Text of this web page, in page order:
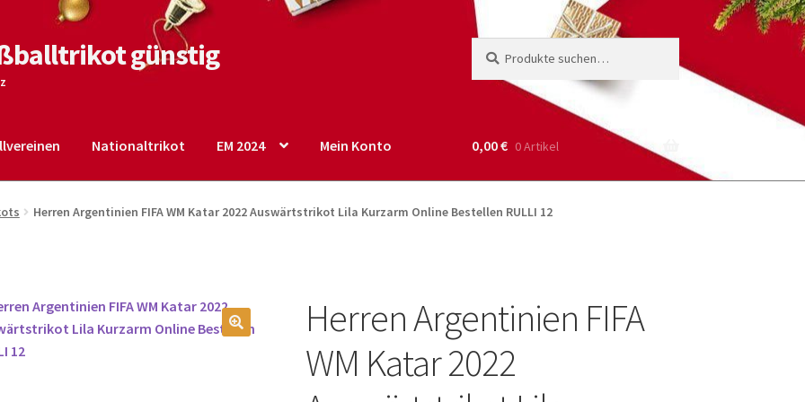
günstig
nach:
Nationaltrikot EM 2024 Mein Konto
Shop Startseite – English Warenkorb
0,00€ 0 Artikel
Herren Argentinien FIFA WM Katar 2022 Auswärtstrikot Lila Kurzarm Online Bestellen RULLI 12
Herren Argentinien FIFA
WM Katar 2022